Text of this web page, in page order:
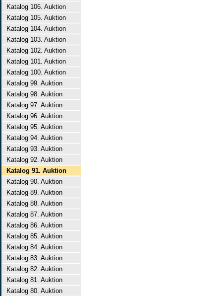
Katalog 106. Auktion
Katalog 105. Auktion
Katalog 104. Auktion
Katalog 103. Auktion
Katalog 102. Auktion
Katalog 101. Auktion
Katalog 100. Auktion
Katalog 99. Auktion
Katalog 98. Auktion
Katalog 97. Auktion
Katalog 96. Auktion
Katalog 95. Auktion
Katalog 94. Auktion
Katalog 93. Auktion
Katalog 92. Auktion
Katalog 91. Auktion
Katalog 90. Auktion
Katalog 89. Auktion
Katalog 88. Auktion
Katalog 87. Auktion
Katalog 86. Auktion
Katalog 85. Auktion
Katalog 84. Auktion
Katalog 83. Auktion
Katalog 82. Auktion
Katalog 81. Auktion
Katalog 80. Auktion